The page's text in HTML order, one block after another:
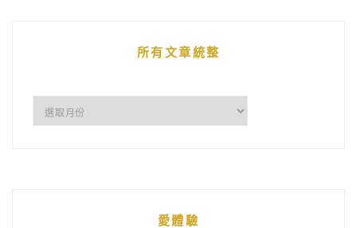
所有文章統整
愛體驗